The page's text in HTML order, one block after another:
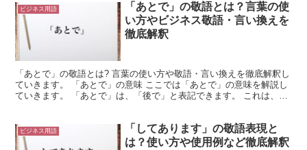
ビジネス用語
「あとで」の敬語とは？言葉の使
い方やビジネス敬語・言い換えを
徹底解釈
「あとで」の敬語とは? 言葉の使い方や敬語・言い換えを徹底解釈し
ていきます。 「あとで」の意味 ここでは「あとで」の意味を解説し
ていきます。 「あとで」は、「後で」と表記できます。 これは、何
ビジネス用語
「してあります」の敬語表現と
は？使い方や使用例など徹底解釈